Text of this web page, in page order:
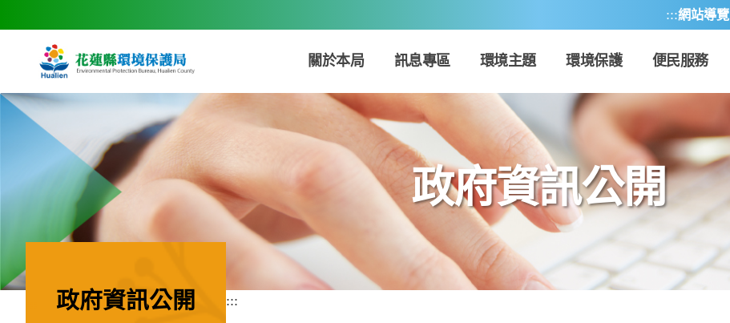
:::網站導覽
關於本局 訊息專區 環境主題 環境保護 便民服務
政府資訊公開
政府資訊公開
:::